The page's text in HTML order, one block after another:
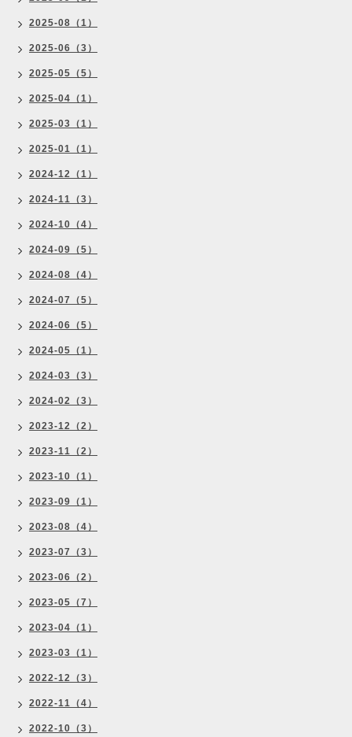
2025-08（1）
2025-06（3）
2025-05（5）
2025-04（1）
2025-03（1）
2025-01（1）
2024-12（1）
2024-11（3）
2024-10（4）
2024-09（5）
2024-08（4）
2024-07（5）
2024-06（5）
2024-05（1）
2024-03（3）
2024-02（3）
2023-12（2）
2023-11（2）
2023-10（1）
2023-09（1）
2023-08（4）
2023-07（3）
2023-06（2）
2023-05（7）
2023-04（1）
2023-03（1）
2022-12（3）
2022-11（4）
2022-10（3）